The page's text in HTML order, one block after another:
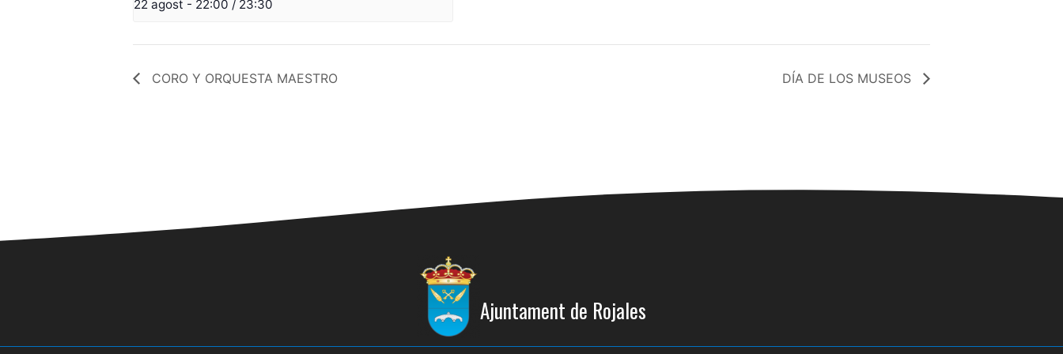
22 agost - 22:00 / 23:30
CORO Y ORQUESTA MAESTRO DÍA DE LOS MUSEOS
Ajuntament de Rojales